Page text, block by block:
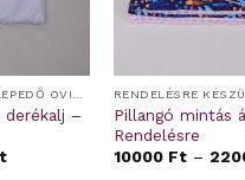
DERÉKALJ ÉS GUMIS LEPEDŐ OVIS/BÖLCSIS FEKTETŐRE
derékalj –
RENDELÉSRE
Pillangó mintás
Rendelésre
10000 Ft–